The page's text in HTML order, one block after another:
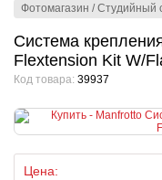
Фотомагазин /Студийный
Система
Flextension Kit W/
Код товара: 39937
Цена: